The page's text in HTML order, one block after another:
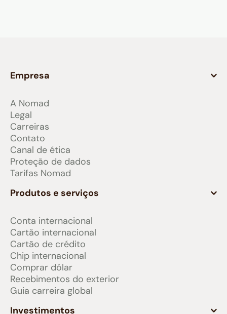
Empresa
A Nomad
Legal
Carreiras
Contato
Canal de ética
Proteção de dados
Tarifas Nomad
Produtos e serviços
Conta internacional
Cartão internacional
Cartão de crédito
Chip internacional
Comprar dólar
Recebimentos do exterior
Guia carreira global
Investimentos